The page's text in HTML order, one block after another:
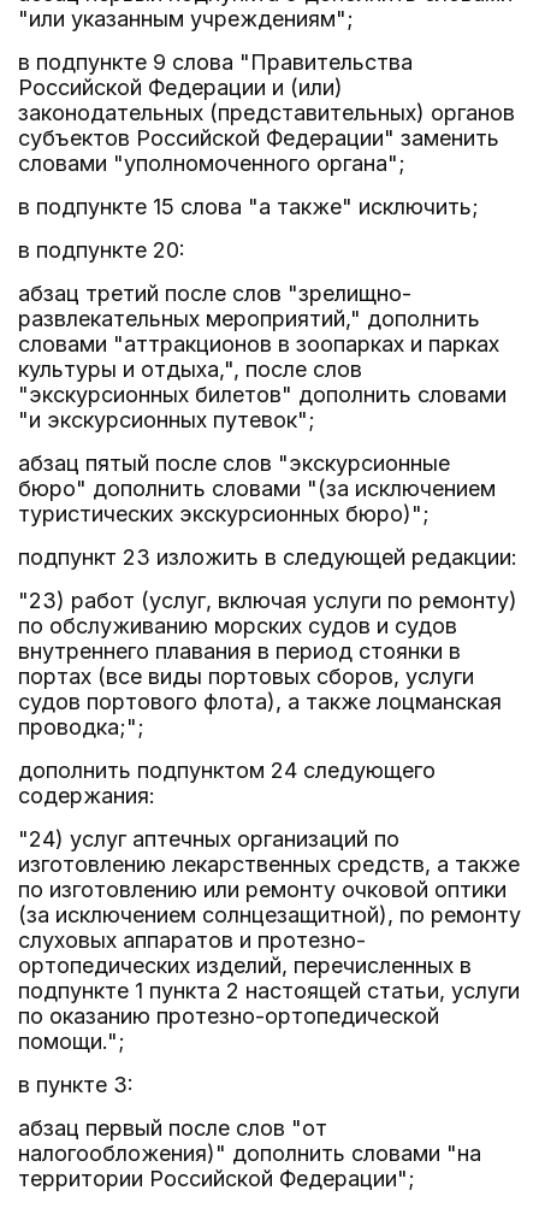
"или указанным учреждениям";
в подпункте 9 слова "Правительства
Российской Федерации и (или)
законодательных (представительных) органов
субъектов Российской Федерации" заменить
словами "уполномоченного органа";
в подпункте 15 слова "а также" исключить;
в подпункте 20:
абзац третий после слов "зрелищно-
развлекательных мероприятий," дополнить
словами "аттракционов в зоопарках и парках
культуры и отдыха,", после слов
"экскурсионных билетов" дополнить словами
"и экскурсионных путевок";
абзац пятый после слов "экскурсионные
бюро" дополнить словами "(за исключением
туристических экскурсионных бюро)";
подпункт 23 изложить в следующей редакции:
"23) работ (услуг, включая услуги по ремонту)
по обслуживанию морских судов и судов
внутреннего плавания в период стоянки в
портах (все виды портовых сборов, услуги
судов портового флота), а также лоцманская
проводка;";
дополнить подпунктом 24 следующего
содержания:
"24) услуг аптечных организаций по
изготовлению лекарственных средств, а также
по изготовлению или ремонту очковой оптики
(за исключением солнцезащитной), по ремонту
слуховых аппаратов и протезно-
ортопедических изделий, перечисленных в
подпункте 1 пункта 2 настоящей статьи, услуги
по оказанию протезно-ортопедической
помощи.";
в пункте 3:
абзац первый после слов "от
налогообложения)" дополнить словами "на
территории Российской Федерации";